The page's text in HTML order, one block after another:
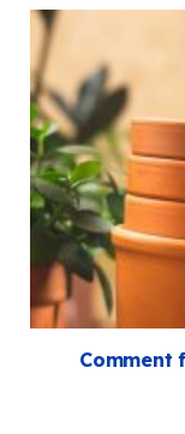
Comment